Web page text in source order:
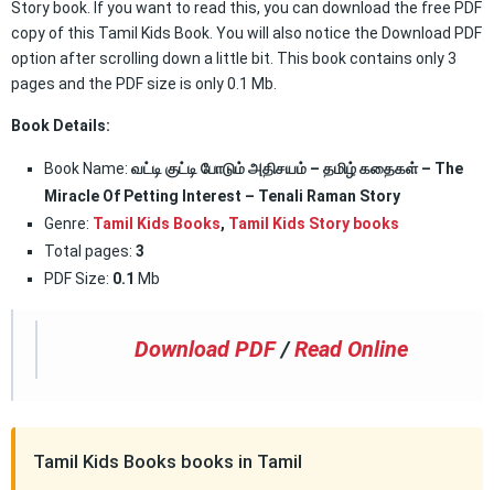
Story book. If you want to read this, you can download the free PDF
copy of this Tamil Kids Book. You will also notice the Download PDF
option after scrolling down a little bit. This book contains only 3
pages and the PDF size is only 0.1 Mb.
Book Details:
Book Name: வட்டி குட்டி போடும் அதிசயம் – தமிழ் கதைகள் – The
Miracle Of Petting Interest – Tenali Raman Story
Genre: Tamil Kids Books, Tamil Kids Story books
Total pages: 3
PDF Size: 0.1 Mb
Download PDF /Read Online
Tamil Kids Books books in Tamil